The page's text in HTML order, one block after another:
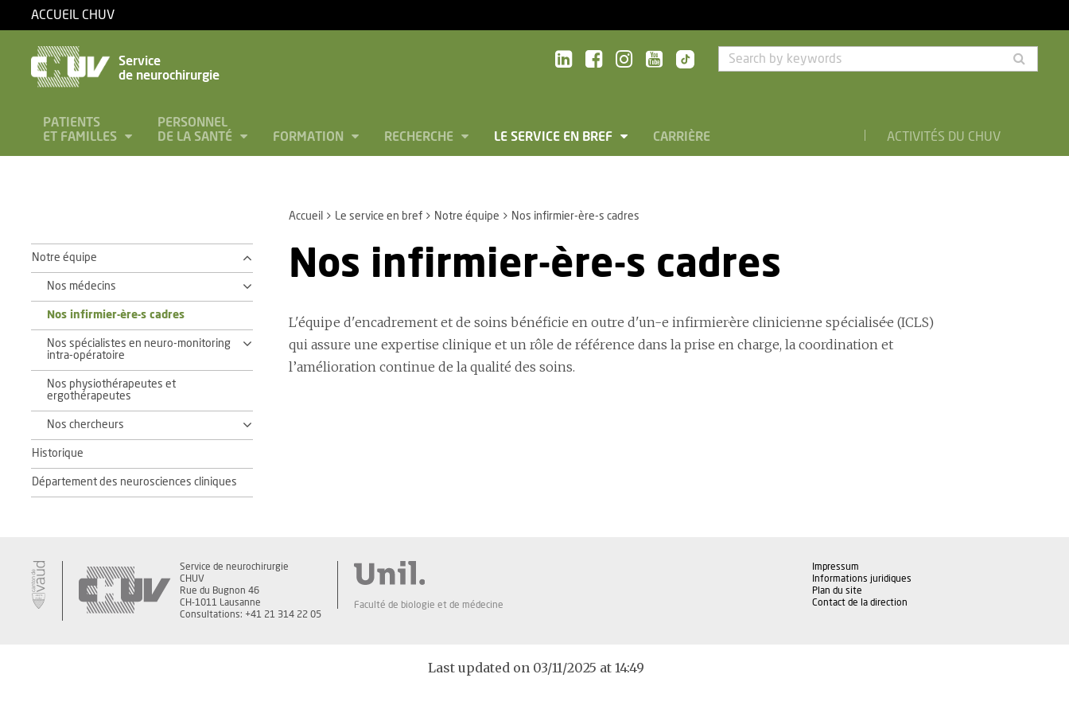
ACCUEIL CHUV
Service
de neurochirurgie
PATIENTS
ET FAMILLES
PERSONNEL
DE LA SANTÉ
FORMATION RECHERCHE LE SERVICE EN BREF CARRIÈRE ACTIVITÉS DU CHUV
Accueil Le service en bref Notre équipe Nos infirmier-ère-s cadres
Notre équipe
Nos médecins
Nos infirmier-ère-s cadres
Nos spécialistes en neuro-monitoring
intra-opératoire
Nos physiothérapeutes et
ergothérapeutes
Nos chercheurs
Historique
Département des neurosciences cliniques
Nos infirmier-ère-s cadres
L'équipe d'encadrement et de soins bénéficie en outre d'un-e infirmier·ère clinicien·ne spécialisé·e (ICLS)
qui assure une expertise clinique et un rôle de référence dans la prise en charge, la coordination et
l’amélioration continue de la qualité des soins.
Service de neurochirurgie
CHUV
Rue du Bugnon 46
CH-1011 Lausanne
Consultations: +41 21 314 22 05
Faculté de biologie et de médecine
Impressum
Informations juridiques
Plan du site
Contact de la direction
Last updated on 03/11/2025 at 14:49